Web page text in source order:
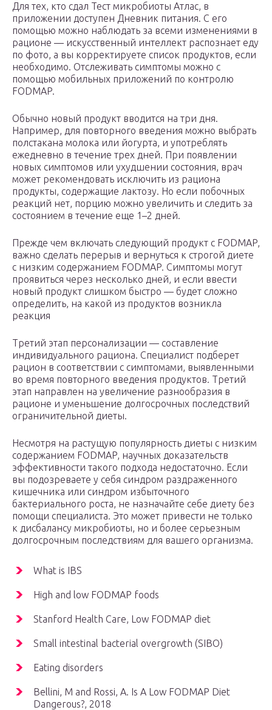
Для тех, кто сдал Тест микробиоты Атлас, в
приложении доступен Дневник питания. С его
помощью можно наблюдать за всеми изменениями в
рационе — искусственный интеллект распознает еду
по фото, а вы корректируете список продуктов, если
необходимо. Отслеживать симптомы можно с
помощью мобильных приложений по контролю
FODMAP.
Обычно новый продукт вводится на три дня.
Например, для повторного введения можно выбрать
полстакана молока или йогурта, и употреблять
ежедневно в течение трех дней. При появлении
новых симптомов или ухудшении состояния, врач
может рекомендовать исключить из рациона
продукты, содержащие лактозу. Но если побочных
реакций нет, порцию можно увеличить и следить за
состоянием в течение еще 1–2 дней.
Прежде чем включать следующий продукт с FODMAP,
важно сделать перерыв и вернуться к строгой диете
с низким содержанием FODMAP. Симптомы могут
проявиться через несколько дней, и если ввести
новый продукт слишком быстро — будет сложно
определить, на какой из продуктов возникла
реакция
Третий этап персонализации — составление
индивидуального рациона. Специалист подберет
рацион в соответствии с симптомами, выявленными
во время повторного введения продуктов. Третий
этап направлен на увеличение разнообразия в
рационе и уменьшение долгосрочных последствий
ограничительной диеты.
Несмотря на растущую популярность диеты с низким
содержанием FODMAP, научных доказательств
эффективности такого подхода недостаточно. Если
вы подозреваете у себя синдром раздраженного
кишечника или синдром избыточного
бактериального роста, не назначайте себе диету без
помощи специалиста. Это может привести не только
к дисбалансу микробиоты, но и более серьезным
долгосрочным последствиям для вашего организма.
What is IBS
High and low FODMAP foods
Stanford Health Care, Low FODMAP diet
Small intestinal bacterial overgrowth (SIBO)
Eating disorders
Bellini, M and Rossi, A. Is A Low FODMAP Diet
Dangerous?, 2018